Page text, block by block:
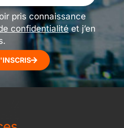
pris connaissance
confidentialité et j’en